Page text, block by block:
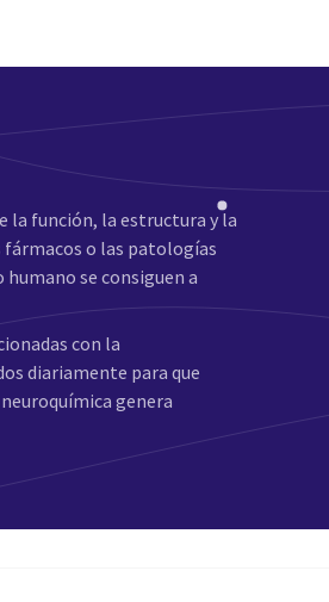
la función, la estructura y la
o las patologías
se consiguen a
con la
diariamente para que
genera